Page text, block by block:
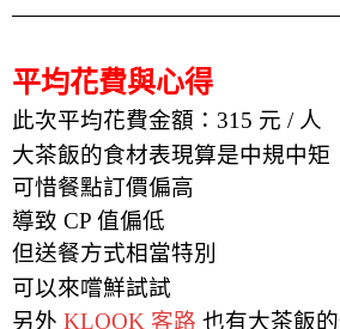
平均花費與心得
此次平均花費金額：315 元 / 人
大茶飯的食材表現算是中規中矩
可惜餐點訂價偏高
導致 CP 值偏低
但送餐方式相當特別
可以來嚐鮮試試
另外 KLOOK 客路 也有大茶飯